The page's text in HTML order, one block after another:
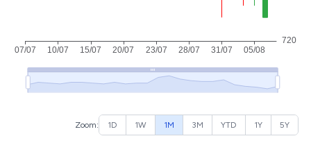
Zoom: 1D 1W 1M 3M YTD 1Y 5Y